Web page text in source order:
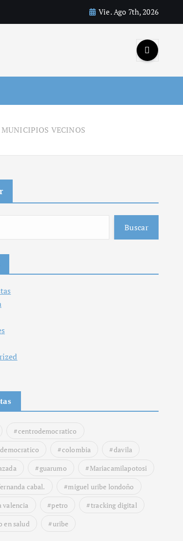
Vie. Ago 7th, 2026
VECINOS
Buscar
centrodemocratico
colombia
davila
guarumo
Mariacamilapotosi
cabal.
miguel uribe londoño
valencia
petro
tracking digital
en salud
uribe